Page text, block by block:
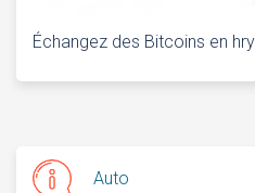
Échangez des Bitcoins en
Auto